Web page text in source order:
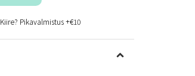
Kiire? Pikavalmistus +€10